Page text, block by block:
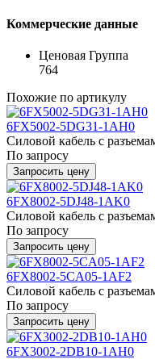
Коммерческие данные
Ценовая Группа
764
Похожие по артикулу
6FX5002-5DG31-1AH0
Силовой кабель с
По запросу
Запросить цену
6FX8002-5DJ48-1AK0
Силовой кабель с
По запросу
Запросить цену
6FX8002-5CA05-1AF2
Силовой кабель с
По запросу
Запросить цену
6FX3002-2DB10-1AH0